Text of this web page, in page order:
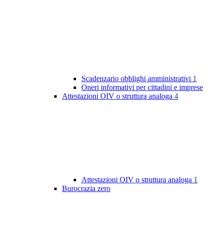
Scadenzario obblighi amministrativi 1
Oneri informativi per cittadini e imprese
Attestazioni OIV o struttura analoga 4
Attestazioni OIV o struttura analoga 1
Burocrazia zero